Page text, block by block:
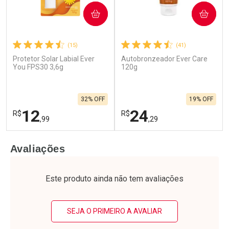
(15)
Protetor Solar Labial Ever
You FPS30 3,6g
R$12,99
32% OFF
COMPRAR
Laboratório
Por Menos
(41)
Autobronzeador Ever Care
120g
R$24,29
19% OFF
COMPRAR
Laboratório
Por Menos
Avaliações
Este produto ainda não tem avaliações
SEJA O PRIMEIRO A AVALIAR